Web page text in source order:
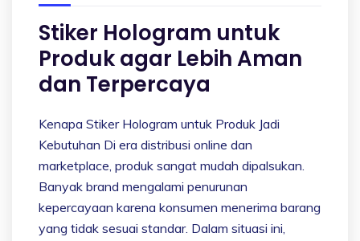
Stiker Hologram untuk
Produk agar Lebih Aman
dan Terpercaya
Kenapa Stiker Hologram untuk Produk Jadi
Kebutuhan Di era distribusi online dan
marketplace, produk sangat mudah dipalsukan.
Banyak brand mengalami penurunan
kepercayaan karena konsumen menerima barang
yang tidak sesuai standar. Dalam situasi ini,